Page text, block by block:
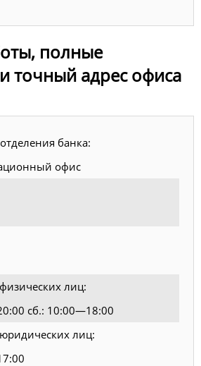
полные
точный адрес офиса
банка:
офис
лиц:
сб.: 10:00—18:00
лиц: